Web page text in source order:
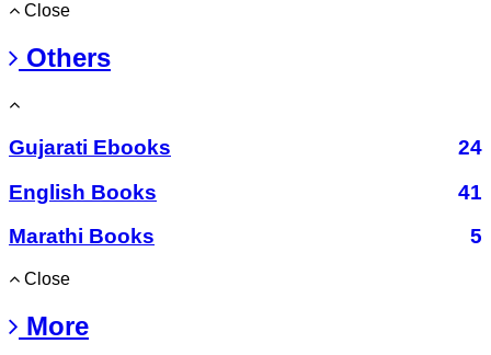
Close
Others
Gujarati Ebooks
24
English Books
41
Marathi Books
5
Close
More